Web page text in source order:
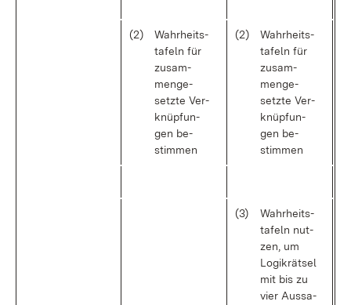
(2)
Wahr­heits­
ta­feln für
zu­sam­
men­ge­
setz­te Ver­
knüp­fun­
gen be­
stim­men
(2)
Wahr­heits­
ta­feln für
zu­sam­
men­ge­
setz­te Ver­
knüp­fun­
gen be­
stim­men
(3)
Wahr­heits­
ta­feln nut­
zen, um
Lo­gik­rät­sel
mit bis zu
vier Aus­sa­